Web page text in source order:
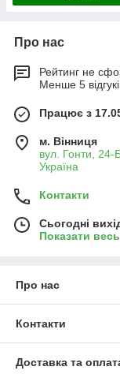
Про нас
Рейтинг не
Менше 5
Працює з
м. Вінниця
вул. Гонти, 24-
Україна
Контакти
Сьогодні
Показати
Про нас
Контакти
Доставка та